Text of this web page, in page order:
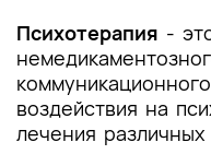
Психотерапия -
воздействия на
лечения различных